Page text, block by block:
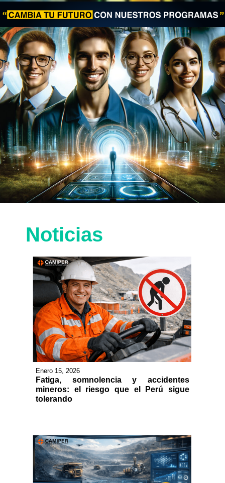
Noticias
Enero 15, 2026
Fatiga, somnolencia y accidentes
mineros: el riesgo que el Perú sigue
tolerando